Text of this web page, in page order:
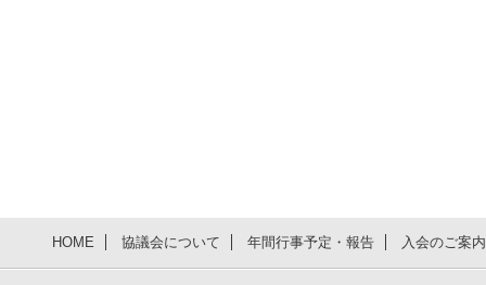
HOME 協議会について 年間行事予定・報告 入会のご案